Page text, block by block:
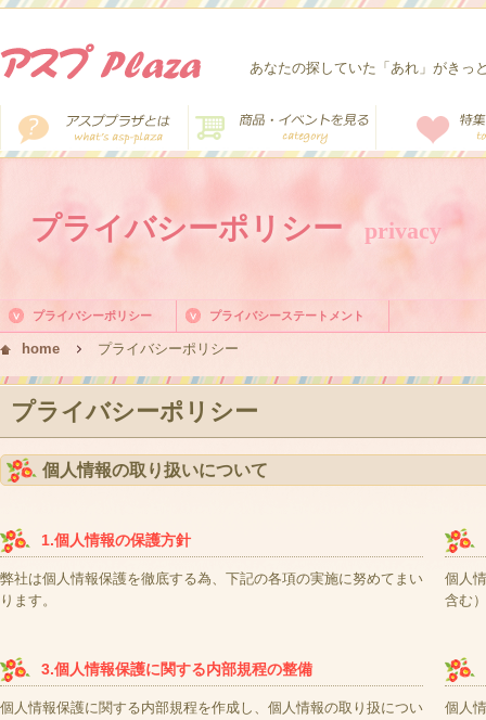
あなたの探していた「あれ」がきっ
プライバシーポリシー privacy
プライバシーポリシー プライバシーステートメント
home プライバシーポリシー
プライバシーポリシー
個人情報の取り扱いについて
1.個人情報の保護方針
弊社は個人情報保護を徹底する為、下記の各項の実施に努めてまい
ります。
個人
含む
3.個人情報保護に関する内部規程の整備
個人情報保護に関する内部規程を作成し、個人情報の取り扱につい
個人